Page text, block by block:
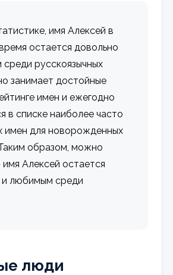
имя Алексей в
остается довольно
русскоязычных
занимает достойные
имен и ежегодно
в списке наиболее часто
имен для новорожденных
образом, можно
имя Алексей остается
и любимым среди
люди